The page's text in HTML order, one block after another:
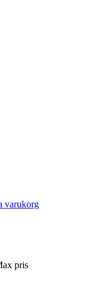
varukorg
pris